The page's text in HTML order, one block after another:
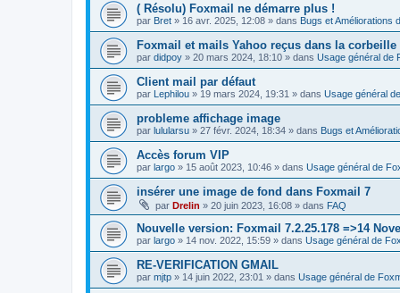
( Résolu) Foxmail ne démarre plus !
par Bret » 16 avr. 2025, 12:08 » dans Bugs et Améliorations
Foxmail et mails Yahoo reçus dans la corbeille
par didpoy » 20 mars 2024, 18:10 » dans Usage général de
Client mail par défaut
par Lephilou » 19 mars 2024, 19:31 » dans Usage général
probleme affichage image
par lulularsu » 27 févr. 2024, 18:34 » dans Bugs et
Accès forum VIP
par largo » 15 août 2023, 10:46 » dans Usage général de
insérer une image de fond dans Foxmail 7
par Drelin » 20 juin 2023, 16:08 » dans FAQ
Nouvelle version: Foxmail 7.2.25.178 =>14
par largo » 14 nov. 2022, 15:59 » dans Usage général de
RE-VERIFICATION GMAIL
par mjtp » 14 juin 2022, 23:01 » dans Usage général de